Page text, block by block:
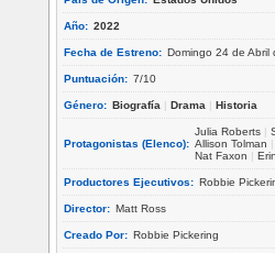
Año: 2022
Fecha de Estreno: Domingo 24 de Abril
Puntuación: 7/10
Género: Biografía | Drama | Historia
Protagonistas (Elenco):
Julia Roberts |
Allison Tolman |
Nat Faxon |
Productores Ejecutivos: Robbie
Director: Matt Ross
Creado Por: Robbie Pickering